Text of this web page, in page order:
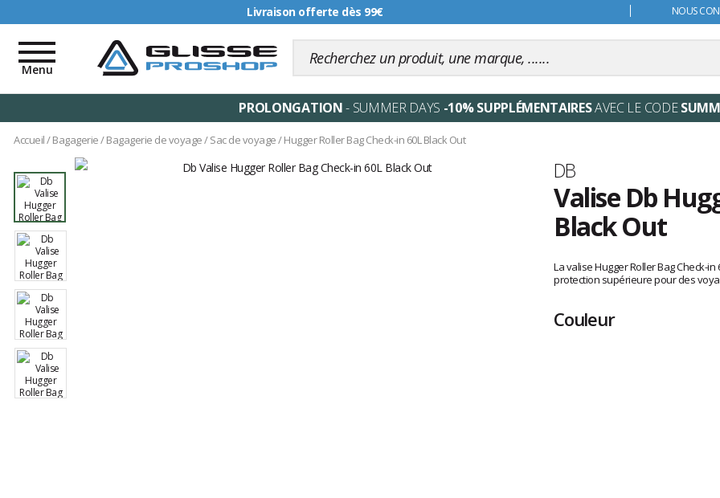
Livraison offerte dès 99€ NOUS
Toggle
navigation
Menu
PROLONGATION- SUMMER DAYS -10% SUPPLÉMENTAIRESAVEC LE CODE
Accueil/Bagagerie/Bagagerie de voyage/Sac de voyage/Hugger Roller Bag Check-in 60L Black Out
Marque
DB
Valise Db
Black Out
avis
clients
La valise Hugger Roller Bag Check-
protection supérieure pour des
Couleur